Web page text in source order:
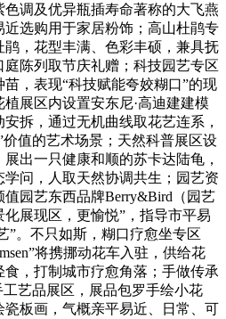
调及优异瓶插寿命著称的大飞燕
选购用于家居粉饰；高山杜鹃专
，花型丰满、色彩丰硕，兼具抚
陈列取节庆礼赠；科技园艺专区
，表现“科技赋能夸姣糊口”的现
展区内设置安东尼·高迪建建模
拆，通过无机曲线取花艺连系，
值的艺术场景；天然科普展区设
出一只健康和顺的苏卡达陆龟，
问，人取天然协调共生；园艺资
园艺东西品牌Berry&Bird（园艺
展现区，更愉悦”，指导市平易
”。不只如斯，糊口疗愈坐专区
将携挪动花车入驻，供给花
，打制城市疗愈角落；手做传承
艺品展区，展品包罗手绘小花
板画，气概亲平易近、日常、可